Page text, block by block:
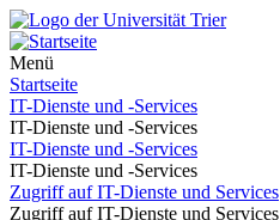
Menü
Startseite
IT-Dienste und -Services
IT-Dienste und -Services
IT-Dienste und -Services
IT-Dienste und -Services
Zugriff auf IT-Dienste und Services
Zugriff auf IT-Dienste und Services